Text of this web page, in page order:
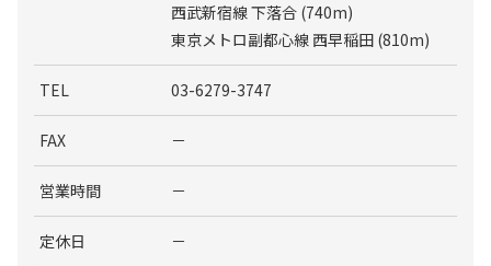
西武新宿線 下落合 (740m)
東京メトロ副都心線 西早稲田 (810m)
TEL 03-6279-3747
FAX －
営業時間 －
定休日 －